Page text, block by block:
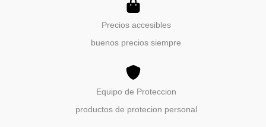
Precios accesibles
buenos precios siempre
Equipo de Proteccion
productos de protecion personal